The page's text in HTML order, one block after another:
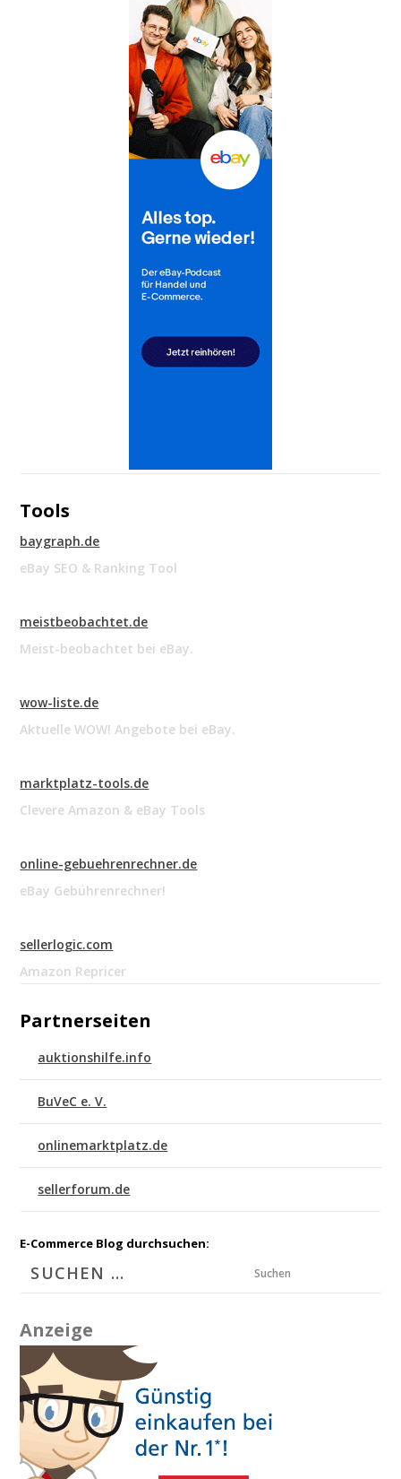
Tools
baygraph.de
eBay SEO & Ranking Tool
meistbeobachtet.de
Meist-beobachtet bei eBay.
wow-liste.de
Aktuelle WOW! Angebote bei eBay.
marktplatz-tools.de
Clevere Amazon & eBay Tools
online-gebuehrenrechner.de
eBay Gebührenrechner!
sellerlogic.com
Amazon Repricer
Partnerseiten
auktionshilfe.info
BuVeC e. V.
onlinemarktplatz.de
sellerforum.de
E-Commerce Blog durchsuchen:
Suchen
Anzeige